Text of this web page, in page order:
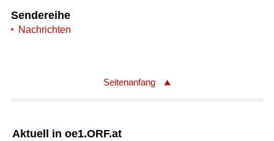
Sendereihe
Nachrichten
Seitenanfang
Aktuell in oe1.ORF.at